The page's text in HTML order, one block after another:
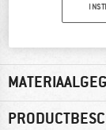
97%